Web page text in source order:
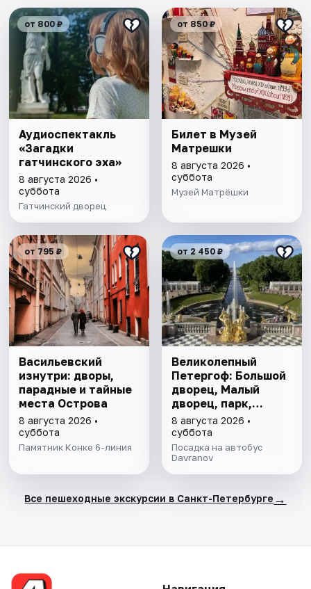
от 800 ₽
Аудиоспектакль
«Загадки
гатчинского эха»
8 августа 2026 •
суббота
Гатчинский дворец
от 850 ₽
Билет в Музей
Матрешки
8 августа 2026 •
суббота
Музей Матрёшки
от 795 ₽
Васильевский
изнутри: дворы,
парадные и тайные
места Острова
8 августа 2026 •
суббота
Памятник Конке 6-линия
от 2 450 ₽
Великолепный
Петергоф: Большой
дворец, Малый
дворец, парк,
фонтаны
8 августа 2026 •
суббота
Посадка на автобус
Davranov
Все пешеходные экскурсии в Санкт-Петербурге →